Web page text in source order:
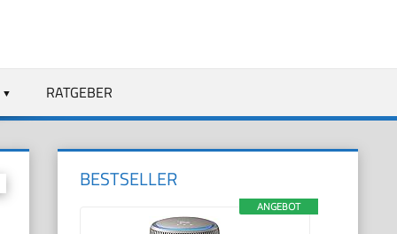
RATGEBER
BESTSELLER
ANGEBOT